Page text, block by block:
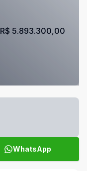
R$ 5.893.300,00
WhatsApp